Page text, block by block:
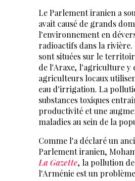
Le Parlement iranien a
avait causé de grands
l'environnement en
radioactifs dans la
sont situées sur le
de l'Araxe, l'agriculture y
agriculteurs locaux
eau d'irrigation. La
substances toxiques
productivité et une
maladies au sein de la
Comme l'a déclaré un
Parlement iranien,
La Gazette, la pollution
l'Arménie est un